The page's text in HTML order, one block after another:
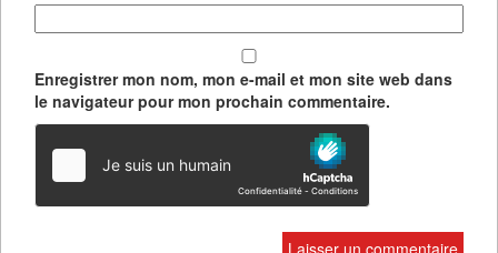
Enregistrer mon nom, mon e-mail et mon site web dans
le navigateur pour mon prochain commentaire.